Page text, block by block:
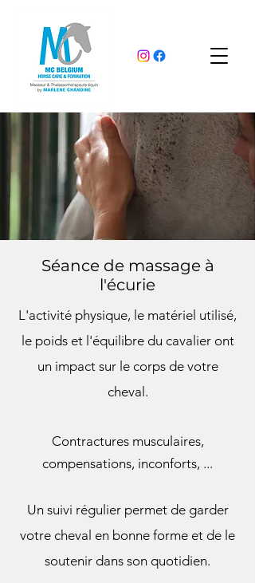
Séance de massage à
l'écurie
L'activité physique, le matériel utilisé,
le poids et l'équilibre du cavalier ont
un impact sur le corps de votre
cheval.
Contractures musculaires,
compensations, ​inconforts, ...
Un suivi régulier permet de garder
votre cheval en bonne forme et de le
soutenir dans son quotidien.